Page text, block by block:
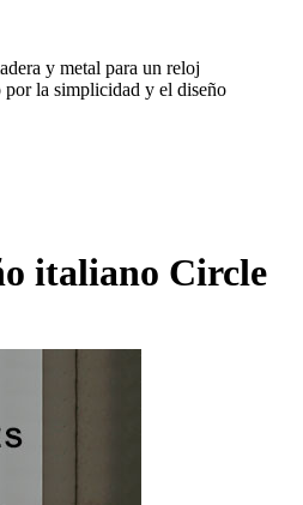
y metal para un reloj
por la simplicidad y el diseño
italiano Circle